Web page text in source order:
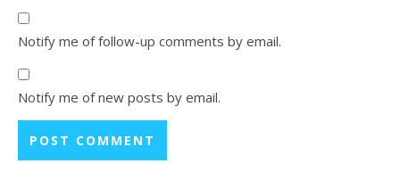
Notify me of follow-up comments by email.
Notify me of new posts by email.